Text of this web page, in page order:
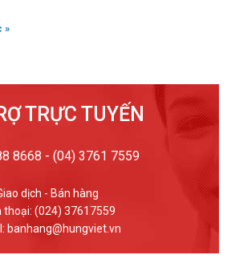
»
TRỰC TUYẾN
8668 - (04) 3761 7559
dịch - Bán hàng
thoại: (024) 37617559
banhang@hungviet.vn